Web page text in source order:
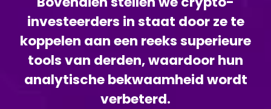
investeerders in staat door ze te
koppelen aan een reeks superieure
tools van derden, waardoor hun
analytische bekwaamheid wordt
verbeterd.